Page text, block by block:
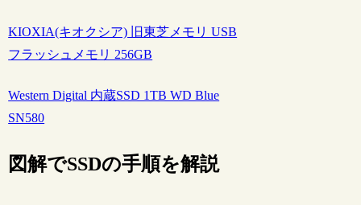
KIOXIA(キオクシア) 旧東芝メモリ USB
フラッシュメモリ 256GB
Western Digital 内蔵SSD 1TB WD Blue
SN580
図解でSSDの手順を解説